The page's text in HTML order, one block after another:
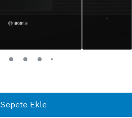
Sepete Ekle